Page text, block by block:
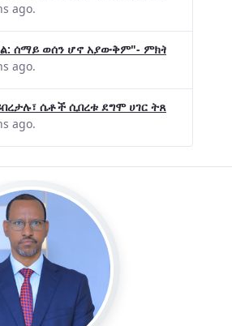
ago.
ሰማይ ወሰን ሆኖ አያውቅም"- ምክትል ጠቅላይ
ago.
ሴቶች ሲበረቱ ደግሞ ሀገር ትጸናለች"- ዶ/ር
ago.